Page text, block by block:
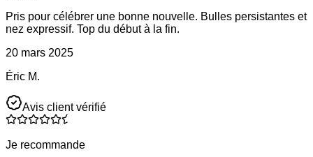
Pris pour célébrer une bonne nouvelle. Bulles persistantes et
nez expressif. Top du début à la fin.
20 mars 2025
Éric M.
Avis client vérifié
Je recommande